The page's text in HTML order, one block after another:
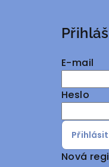
E-mail
Heslo
Přihlásit
Nová